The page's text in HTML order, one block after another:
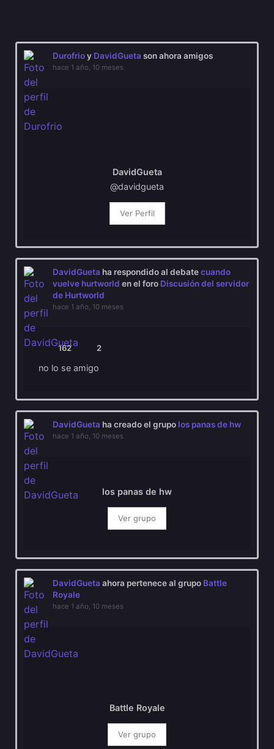
Durofrioy DavidGueta son ahora amigos
hace 1 año, 10 meses
DavidGueta
@davidgueta
Ver Perfil
DavidGueta ha respondido al debatecuando
vuelve hurtworld en el foro Discusión del servidor
de Hurtworld
hace 1 año, 10 meses
162 2
no lo se amigo
DavidGueta ha creado el grupo los panas de hw
hace 1 año, 10 meses
los panas de hw
Ver grupo
DavidGueta ahora pertenece al grupo Battle
Royale
hace 1 año, 10 meses
Battle Royale
Ver grupo